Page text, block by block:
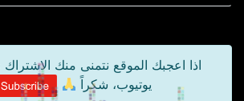
اذا اعجبك الموقع نتمنى منك
يوتيوب، شكراً